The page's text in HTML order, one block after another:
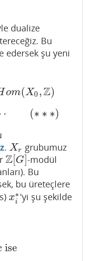
dualize
Bu
edersek şu yeni
om(X0,Z)
(∗ ∗ ∗)
,Z d 1∗ Hom
. Xr
Xr
grubumuz
Z[G]
Z[ G] -modül
Bu
bu üreteçlere
x∗
i
xi∗'yi şu şekilde
ise